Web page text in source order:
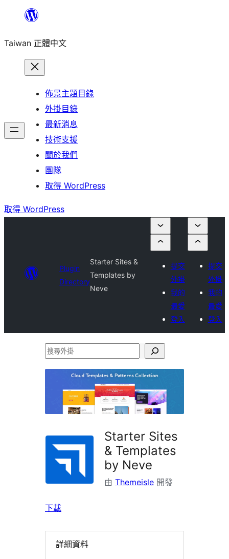
主
Taiwan 正體中文
佈景主題目錄
外掛目錄
最新消息
技術支援
關於我們
團隊
取得 WordPress
取得 WordPress
Plugin
Directory
Starter Sites &
Templates by
Neve
提交
外掛
我的
最愛
登入
提交
外掛
我的
最愛
登入
搜
Starter Sites
& Templates
by Neve
由 Themeisle 開發
下載
詳細資料